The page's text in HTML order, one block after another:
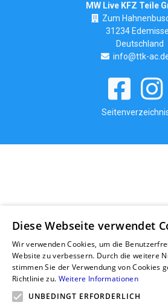
MW Live KFZ Teile
Zum
31234
Deutschland
info@ttk-
Diese Webseite verwendet
Wir verwenden Cookies, um die
Website zu verbessern. Durch die weitere
stimmen Sie der Verwendung von Cookies
Richtlinie zu. Weitere Informationen
UNBEDINGT ERFORDERLICH